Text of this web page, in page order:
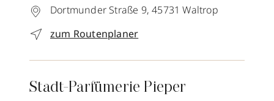
Dortmunder Straße 9, 45731 Waltrop
zum Routenplaner
Stadt-Parfümerie Pieper